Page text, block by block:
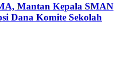
Mantan Kepala SMAN
Dana Komite Sekolah